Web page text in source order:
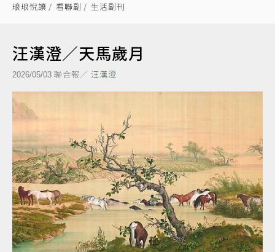
琅琅悅讀 看聯副 生活副刊
汪漢澄／天馬歲月
2026/05/03 聯合報／ 汪漢澄